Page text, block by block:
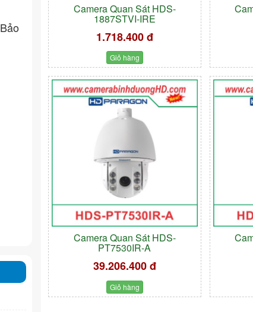
Camera Quan Sát HDS-
1887STVI-IRE
1.718.400 đ
Giỏ hàng
Camera Quan Sát HDS-
PT7530IR-A
39.206.400 đ
Giỏ hàng